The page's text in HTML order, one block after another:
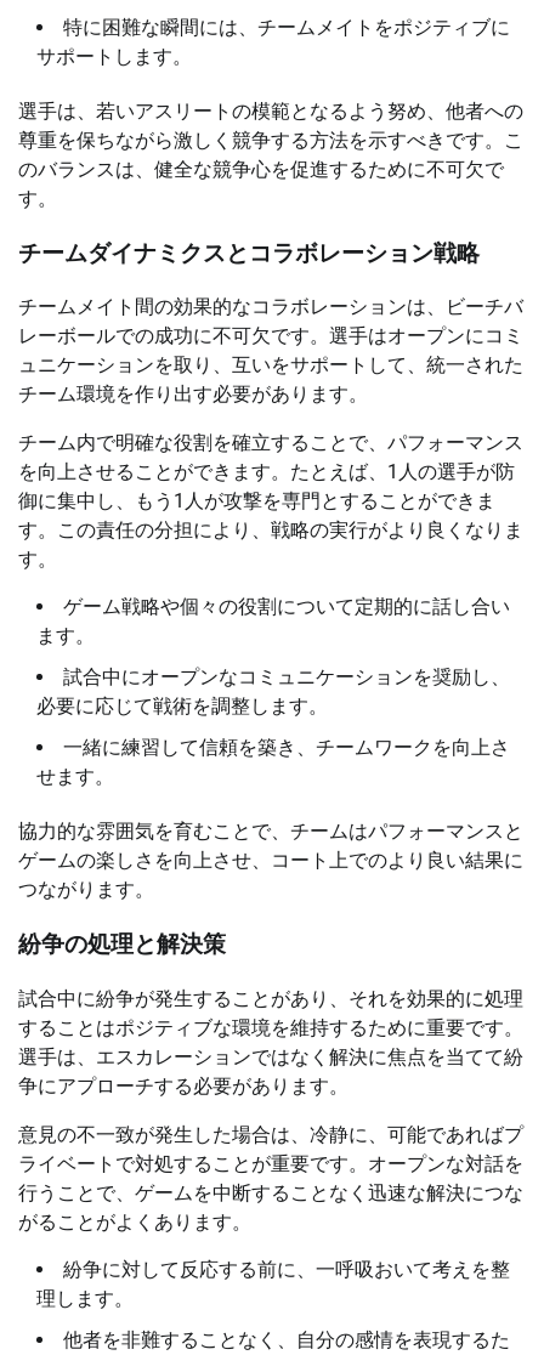
特に困難な瞬間には、チームメイトをポジティブに
サポートします。
選手は、若いアスリートの模範となるよう努め、他者への
尊重を保ちながら激しく競争する方法を示すべきです。こ
のバランスは、健全な競争心を促進するために不可欠で
す。
チームダイナミクスとコラボレーション戦略
チームメイト間の効果的なコラボレーションは、ビーチバ
レーボールでの成功に不可欠です。選手はオープンにコミ
ュニケーションを取り、互いをサポートして、統一された
チーム環境を作り出す必要があります。
チーム内で明確な役割を確立することで、パフォーマンス
を向上させることができます。たとえば、1人の選手が防
御に集中し、もう1人が攻撃を専門とすることができま
す。この責任の分担により、戦略の実行がより良くなりま
す。
ゲーム戦略や個々の役割について定期的に話し合い
ます。
試合中にオープンなコミュニケーションを奨励し、
必要に応じて戦術を調整します。
一緒に練習して信頼を築き、チームワークを向上さ
せます。
協力的な雰囲気を育むことで、チームはパフォーマンスと
ゲームの楽しさを向上させ、コート上でのより良い結果に
つながります。
紛争の処理と解決策
試合中に紛争が発生することがあり、それを効果的に処理
することはポジティブな環境を維持するために重要です。
選手は、エスカレーションではなく解決に焦点を当てて紛
争にアプローチする必要があります。
意見の不一致が発生した場合は、冷静に、可能であればプ
ライベートで対処することが重要です。オープンな対話を
行うことで、ゲームを中断することなく迅速な解決につな
がることがよくあります。
紛争に対して反応する前に、一呼吸おいて考えを整
理します。
他者を非難することなく、自分の感情を表現するた